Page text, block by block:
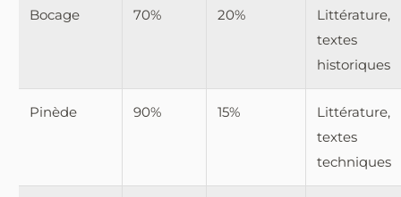
Bocage 70% 20%
Littérature,
textes
historiques
Pinède 90% 15%
Littérature,
textes
techniques